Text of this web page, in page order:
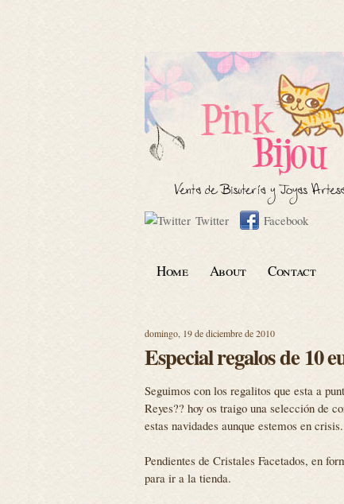
Twitter Facebook
Home About Contact
domingo, 19 de diciembre de 2010
Especial regalos de 10
Seguimos con los regalitos que esta a
Reyes?? hoy os traigo una selección de
estas navidades aunque estemos en
Pendientes de Cristales Facetados, en
para ir a la tienda.